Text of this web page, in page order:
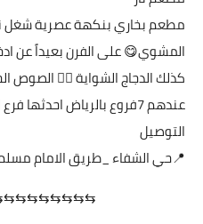
مطعم بخاري بنكهة عصرية شغل
المشوي😋 على الفرن بعيداً عن
كذلك الدجاج الشواية 👍🏻 الصوص
عندهم 7فروع بالرياض
التوصيل
📍حي الشفاء _طريق الامام